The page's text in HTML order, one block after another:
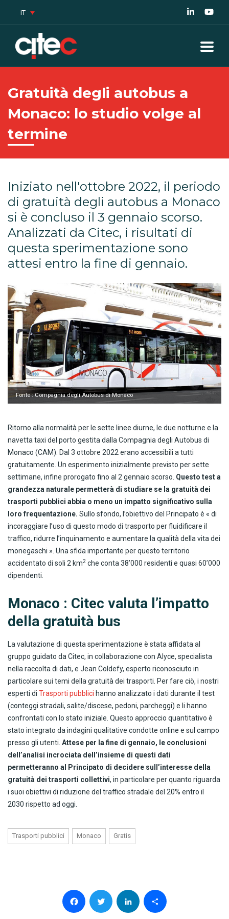
IT
Gratuità degli autobus a
Monaco: lo studio volge al
termine
Iniziato nell'ottobre 2022, il periodo
di gratuità degli autobus a Monaco
si è concluso il 3 gennaio scorso.
Analizzati da Citec, i risultati di
questa sperimentazione sono
attesi entro la fine di gennaio.
Fonte : Compagnia degli Autobus di Monaco
Ritorno alla normalità per le sette linee diurne, le due notturne e la
navetta taxi del porto gestita dalla Compagnia degli Autobus di
Monaco (CAM). Dal 3 ottobre 2022 erano accessibili a tutti
gratuitamente. Un esperimento inizialmente previsto per sette
settimane, infine prorogato fino al 2 gennaio scorso. Questo test a
grandezza naturale permetterà di studiare se la gratuità dei
trasporti pubblici abbia o meno un impatto significativo sulla
loro frequentazione. Sullo sfondo, l’obiettivo del Principato è « di
incoraggiare l’uso di questo modo di trasporto per fluidificare il
traffico, ridurre l’inquinamento e aumentare la qualità della vita dei
monegaschi ». Una sfida importante per questo territorio
accidentato di soli 2 km2 che conta 38’000 residenti e quasi 60’000
dipendenti.
Monaco : Citec valuta l’impatto
della gratuità bus
La valutazione di questa sperimentazione è stata affidata al
gruppo guidato da Citec, in collaborazione con Alyce, specialista
nella raccolta di dati, e Jean Coldefy, esperto riconosciuto in
particolare sui temi della gratuità dei trasporti. Per fare ciò, i nostri
esperti di Trasporti pubblici hanno analizzato i dati durante il test
(conteggi stradali, salite/discese, pedoni, parcheggi) e li hanno
confrontati con lo stato iniziale. Questo approccio quantitativo è
stato integrato da indagini qualitative condotte online e sul campo
presso gli utenti. Attese per la fine di gennaio, le conclusioni
dell’analisi incrociata dell’insieme di questi dati
permetteranno al Principato di decidere sull’interesse della
gratuità dei trasporti collettivi, in particolare per quanto riguarda
i suoi obiettivi di riduzione del traffico stradale del 20% entro il
2030 rispetto ad oggi.
Trasporti pubblici Monaco Gratis
Facebook
Twitter
LinkedIn
Condividi